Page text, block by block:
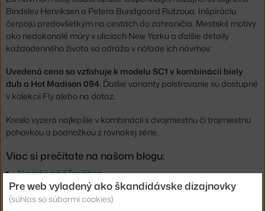
Bindslev Henriksen a Petera Bundgaard Rützoua. Inšpiráciu
čerpajú predovšetkým na cestách do zahraničia. Mestské motívy
ako nedokonalé múry v uliciach New Yorku a ďalšie detaily
každodenného života sa odráža v nálade ich návrhov.
Uvedená cena sa vzťahuje k modelu SC1 v kombinácii biely
dub a Hot Madison 094. Ďalšie varianty polstrovanie sú dostupné
v kolekcii Fly alebo na dotaz.
Kreslo vyzerá najlepšie v kombinácii s dvojmiestnu či trojmiestnu
pohovkou a podnožkou z rovnakej série.
Viac si prečítate na našom blogu:
Novinky od &Tradition
Výška:
70 cm
Pre web vyladený ako škandidávske dizajnovky
(súhlas so súbormi cookies)